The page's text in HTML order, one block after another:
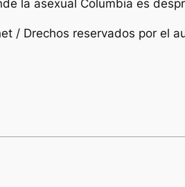
la asexual Columbia es
/ Drechos reservados por el